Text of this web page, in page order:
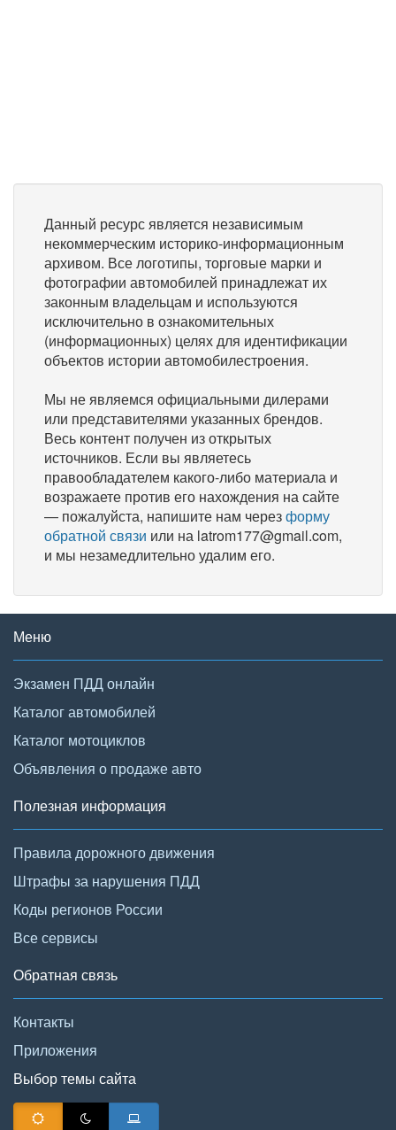
Данный ресурс является независимым
некоммерческим историко-информационным
архивом. Все логотипы, торговые марки и
фотографии автомобилей принадлежат их
законным владельцам и используются
исключительно в ознакомительных
(информационных) целях для идентификации
объектов истории автомобилестроения.
Мы не являемся официальными дилерами
или представителями указанных брендов.
Весь контент получен из открытых
источников. Если вы являетесь
правообладателем какого-либо материала и
возражаете против его нахождения на сайте
— пожалуйста, напишите нам черезформу
обратной связи или на latrom177@gmail.com,
и мы незамедлительно удалим его.
Меню
Экзамен ПДД онлайн
Каталог автомобилей
Каталог мотоциклов
Объявления о продаже авто
Полезная информация
Правила дорожного движения
Штрафы за нарушения ПДД
Коды регионов России
Все сервисы
Обратная связь
Контакты
Приложения
Выбор темы сайта